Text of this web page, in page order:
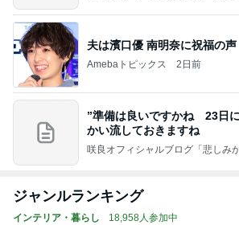
夫は濱口優 南明奈に祝福の声
Amebaトピックス 2日前
”準備は良いですかね 23日
かい流しておきますね
咲良オフィシャルブログ「悲しみ
ジャンルランキング
インテリア・暮らし 18,958人参加中